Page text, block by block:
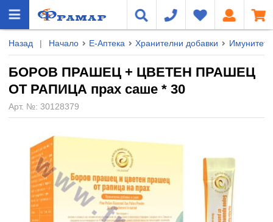
Назад | Начало Е-Аптека Хранителни добавки Имунитет
БОРОВ ПРАШЕЦ + ЦВЕТЕН ПРАШЕЦ
ОТ РАПИЦА прах саше * 30
Арт. №: 30128379